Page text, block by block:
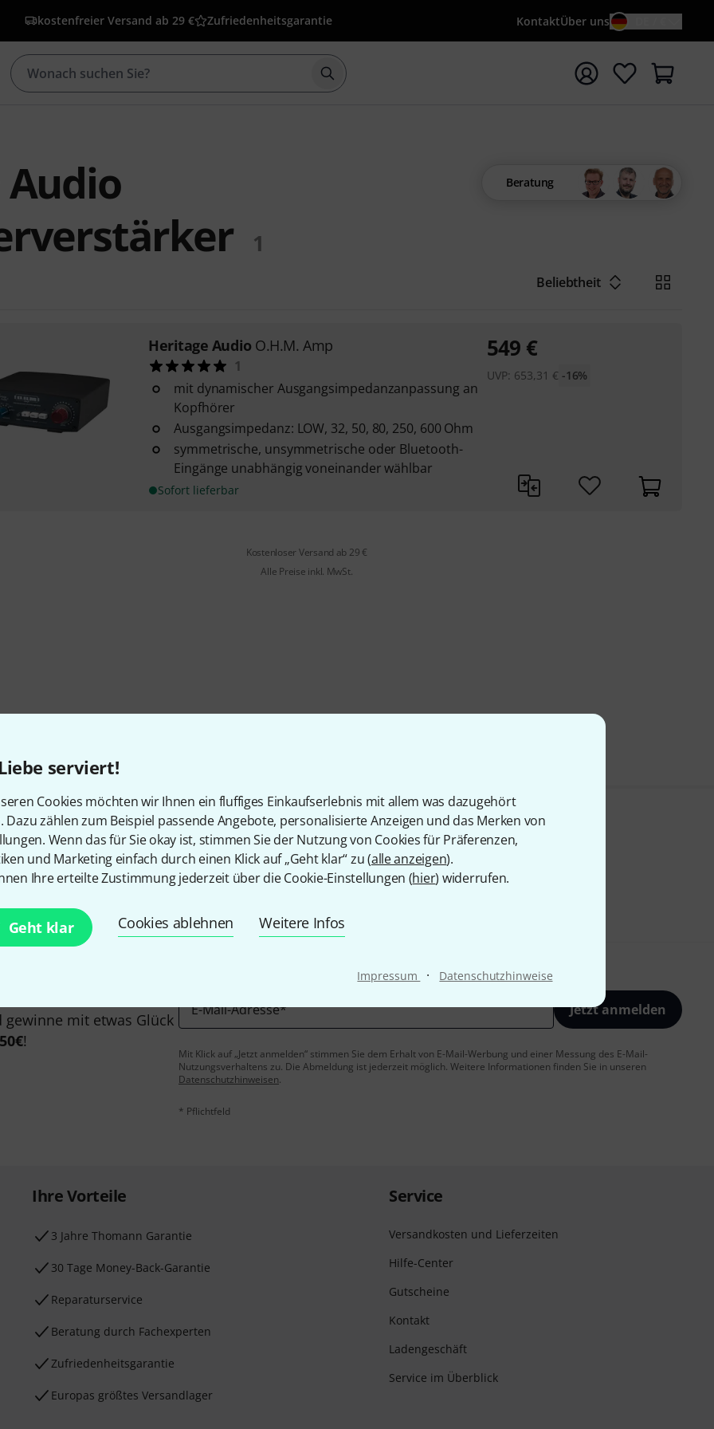
serviert!
Cookies möchten wir Ihnen ein fluffiges Einkaufserlebnis mit allem was dazugehört
Dazu zählen zum Beispiel passende Angebote, personalisierte Anzeigen und das Merken von
Wenn das für Sie okay ist, stimmen Sie der Nutzung von Cookies für Präferenzen,
und Marketing einfach durch einen Klick auf „Geht klar“ zu (alle anzeigen).
Ihre erteilte Zustimmung jederzeit über die Cookie-Einstellungen (hier) widerrufen.
Geht klar Cookies ablehnen Weitere Infos
Impressum · Datenschutzhinweise
kostenfreier Versand ab 29 € Zufriedenheitsgarantie KontaktÜber uns
Suche mit Suchwort {searchTerm} starten
1
Beratung
Beliebtheit
Heritage Audio O.H.M. Amp
1
mit dynamischer Ausgangsimpedanzanpassung an
Kopfhörer
Ausgangsimpedanz: LOW, 32, 50, 80, 250, 600 Ohm
symmetrische, unsymmetrische oder Bluetooth-
Eingänge unabhängig voneinander wählbar
Sofort lieferbar
549 €
UVP: 653,31 € -16%
Kostenloser Versand ab 29 €
Alle Preise inkl. MwSt.
Gefällt Ihnen, was Sie sehen?
Teilen Hilfe & Feedback
mit etwas Glück
50€!
E-Mail-Adresse* Jetzt anmelden
Mit Klick auf „Jetzt anmelden“ stimmen Sie dem Erhalt von E-Mail-Werbung und einer Messung des E-Mail-
Nutzungsverhaltens zu. Die Abmeldung ist jederzeit möglich. Weitere Informationen finden Sie in unseren
Datenschutzhinweisen.
* Pflichtfeld
Ihre Vorteile
3 Jahre Thomann Garantie
30 Tage Money-Back-Garantie
Reparaturservice
Beratung durch Fachexperten
Zufriedenheitsgarantie
Europas größtes Versandlager
Service
Versandkosten und Lieferzeiten
Hilfe-Center
Gutscheine
Kontakt
Ladengeschäft
Service im Überblick